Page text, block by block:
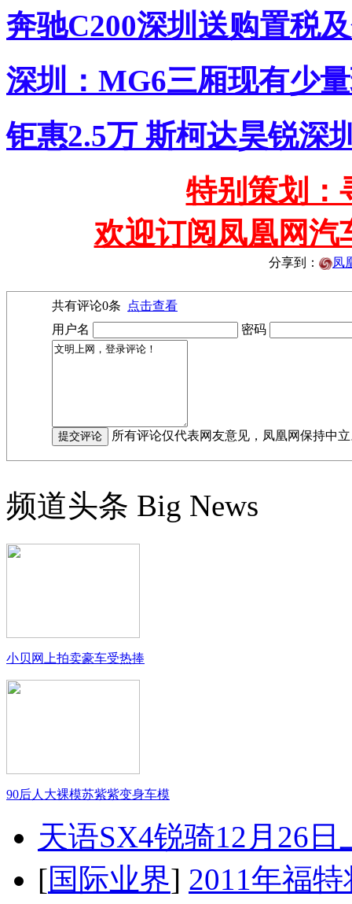
奔驰C200深圳送购置税
深圳：MG6三厢现有少
钜惠2.5万 斯柯达昊锐深
特别策划：
欢迎订阅凤凰网汽
分享到： 凤
共有评论0条
点击查看
用户名
密码
所有评论仅代表网友意见，凤凰网保持中
频道头条 Big News
小贝网上拍卖豪车受热捧
90后人大裸模苏紫紫变身车模
天语SX4锐骑12月26
[国际业界] 2011年福